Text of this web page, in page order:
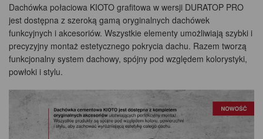
Dachówka połaciowa KIOTO grafitowa w wersji DURATOP PRO
jest dostępna z szeroką gamą oryginalnych dachówek
funkcyjnych i akcesoriów. Wszystkie elementy umożliwiają szybki i
precyzyjny montaż estetycznego pokrycia dachu. Razem tworzą
funkcjonalny system dachowy, spójny pod względem kolorystyki,
powłoki i stylu.